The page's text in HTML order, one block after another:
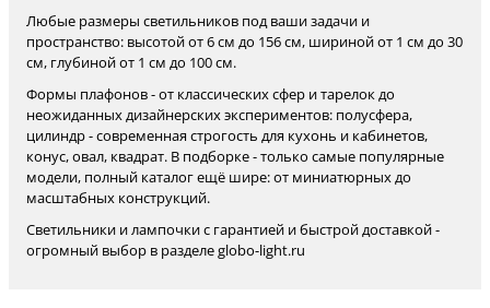
Любые размеры светильников под ваши задачи и
пространство: высотой от 6 см до 156 см, шириной от 1 см до 30
см, глубиной от 1 см до 100 см.
Формы плафонов - от классических сфер и тарелок до
неожиданных дизайнерских экспериментов: полусфера,
цилиндр - современная строгость для кухонь и кабинетов,
конус, овал, квадрат. В подборке - только самые популярные
модели, полный каталог ещё шире: от миниатюрных до
масштабных конструкций.
Светильники и лампочки с гарантией и быстрой доставкой -
огромный выбор в разделе globo-light.ru